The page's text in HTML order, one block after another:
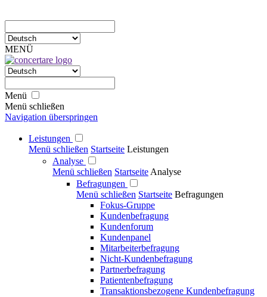
MENÜ
Menü
Menü schließen
Navigation überspringen
Leistungen
Menü schließen Startseite Leistungen
Analyse
Menü schließen Startseite Analyse
Befragungen
Menü schließen Startseite Befragungen
Fokus-Gruppe
Kundenbefragung
Kundenforum
Kundenpanel
Mitarbeiterbefragung
Nicht-Kundenbefragung
Partnerbefragung
Patientenbefragung
Transaktionsbezogene Kundenbefragung